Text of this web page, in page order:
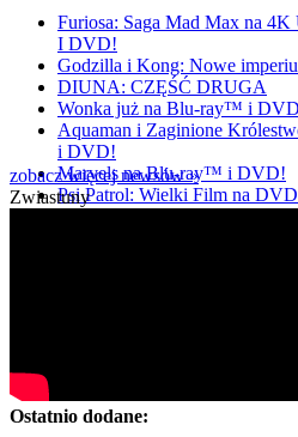
Furiosa: Saga Mad Max na
I DVD!
Godzilla i Kong: Nowe
DIUNA: CZĘŚĆ DRUGA
Wonka już na Blu-ray™ i
Aquaman i Zaginione
i DVD!
Marvels na Blu-ray™ i DVD!
Psi Patrol: Wielki Film na
zobacz więcej newsów »
Zwiastuny
Ostatnio dodane: